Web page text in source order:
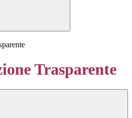
Trasparente